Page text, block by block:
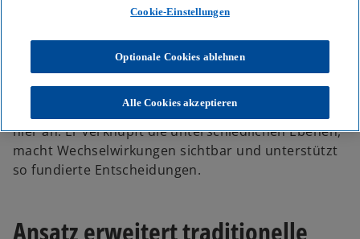
In vielen Unternehmen ist Planung ein zentrales
einzelnen Teilpläne voneinander getrennt. Dadurch
entstehen Brüche in Prozessen und eine
eingeschränkte Sicht auf Ursachen und Wirkungen.
Der Ansatz der integrierten Planung setzt genau
hier an: Er verknüpft die unterschiedlichen Ebenen,
macht Wechselwirkungen sichtbar und unterstützt
so fundierte Entscheidungen.
Ansatz erweitert traditionelle
Cookie-Einstellungen
Optionale Cookies ablehnen
Alle Cookies akzeptieren